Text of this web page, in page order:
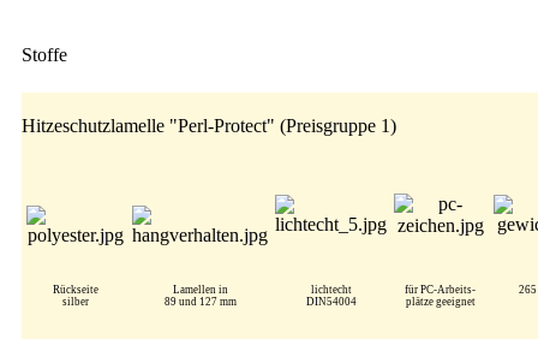
Stoffe
Hitzeschutzlamelle "Perl-Protect" (Preisgruppe 1)
Rückseite
silber
Lamellen in
89 und 127 mm
lichtecht
DIN54004
für PC-Arbeits-
plätze geeignet
265